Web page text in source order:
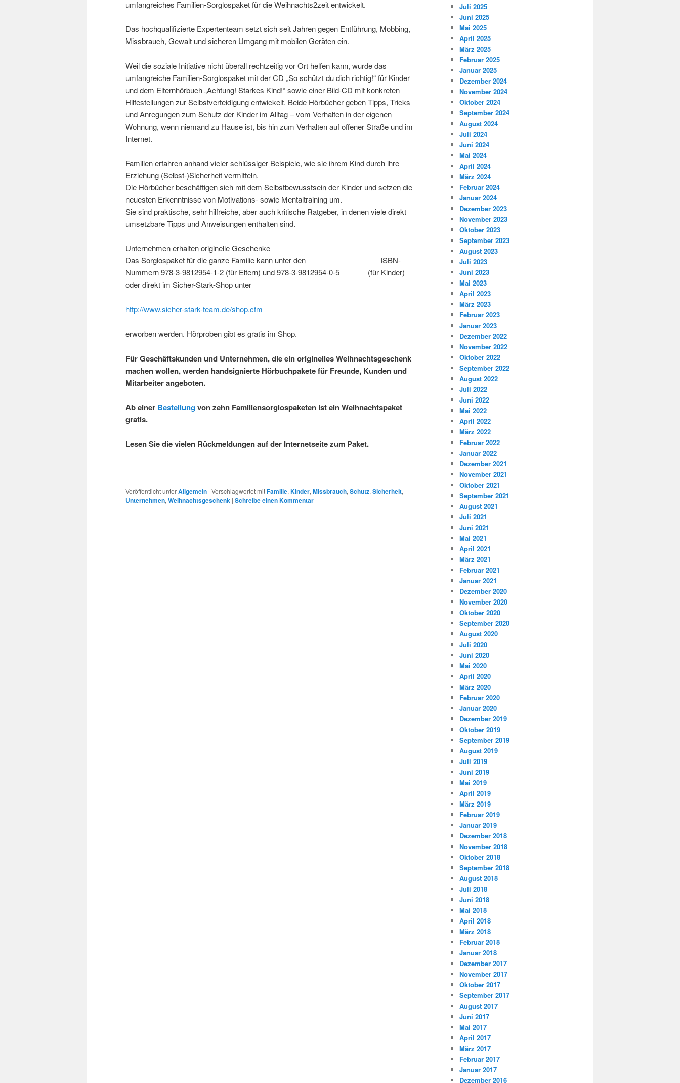
umfangreiches Familien-Sorglospaket für die Weihnachts2zeit entwickelt.
Das hochqualifizierte Expertenteam setzt sich seit Jahren gegen Entführung, Mobbing,
Missbrauch, Gewalt und sicheren Umgang mit mobilen Geräten ein.
Weil die soziale Initiative nicht überall rechtzeitig vor Ort helfen kann, wurde das
umfangreiche Familien-Sorglospaket mit der CD „So schützt du dich richtig!“ für Kinder
und dem Elternhörbuch „Achtung! Starkes Kind!“ sowie einer Bild-CD mit konkreten
Hilfestellungen zur Selbstverteidigung entwickelt. Beide Hörbücher geben Tipps, Tricks
und Anregungen zum Schutz der Kinder im Alltag – vom Verhalten in der eigenen
Wohnung, wenn niemand zu Hause ist, bis hin zum Verhalten auf offener Straße und im
Internet.
Familien erfahren anhand vieler schlüssiger Beispiele, wie sie ihrem Kind durch ihre
Erziehung (Selbst-)Sicherheit vermitteln.
Die Hörbücher beschäftigen sich mit dem Selbstbewusstsein der Kinder und setzen die
neuesten Erkenntnisse von Motivations- sowie Mentaltraining um.
Sie sind praktische, sehr hilfreiche, aber auch kritische Ratgeber, in denen viele direkt
umsetzbare Tipps und Anweisungen enthalten sind.
Unternehmen erhalten originelle Geschenke
Das Sorglospaket für die ganze Familie kann unter den ISBN-
Nummern 978-3-9812954-1-2 (für Eltern) und 978-3-9812954-0-5 (für Kinder)
oder direkt im Sicher-Stark-Shop unter
http://www.sicher-stark-team.de/shop.cfm
erworben werden. Hörproben gibt es gratis im Shop.
Für Geschäftskunden und Unternehmen, die ein originelles Weihnachtsgeschenk
machen wollen, werden handsignierte Hörbuchpakete für Freunde, Kunden und
Mitarbeiter angeboten.
Ab einer Bestellungvon zehn Familiensorglospaketen ist ein Weihnachtspaket
gratis.
Lesen Sie die vielen Rückmeldungen auf der Internetseite zum Paket.
Veröffentlicht unterAllgemein | Verschlagwortet mitFamilie, Kinder, Missbrauch, Schutz, Sicherheit,
Unternehmen, Weihnachtsgeschenk | Schreibe einen Kommentar
Juli 2025
Juni 2025
Mai 2025
April 2025
März 2025
Februar 2025
Januar 2025
Dezember 2024
November 2024
Oktober 2024
September 2024
August 2024
Juli 2024
Juni 2024
Mai 2024
April 2024
März 2024
Februar 2024
Januar 2024
Dezember 2023
November 2023
Oktober 2023
September 2023
August 2023
Juli 2023
Juni 2023
Mai 2023
April 2023
März 2023
Februar 2023
Januar 2023
Dezember 2022
November 2022
Oktober 2022
September 2022
August 2022
Juli 2022
Juni 2022
Mai 2022
April 2022
März 2022
Februar 2022
Januar 2022
Dezember 2021
November 2021
Oktober 2021
September 2021
August 2021
Juli 2021
Juni 2021
Mai 2021
April 2021
März 2021
Februar 2021
Januar 2021
Dezember 2020
November 2020
Oktober 2020
September 2020
August 2020
Juli 2020
Juni 2020
Mai 2020
April 2020
März 2020
Februar 2020
Januar 2020
Dezember 2019
Oktober 2019
September 2019
August 2019
Juli 2019
Juni 2019
Mai 2019
April 2019
März 2019
Februar 2019
Januar 2019
Dezember 2018
November 2018
Oktober 2018
September 2018
August 2018
Juli 2018
Juni 2018
Mai 2018
April 2018
März 2018
Februar 2018
Januar 2018
Dezember 2017
November 2017
Oktober 2017
September 2017
August 2017
Juni 2017
Mai 2017
April 2017
März 2017
Februar 2017
Januar 2017
Dezember 2016